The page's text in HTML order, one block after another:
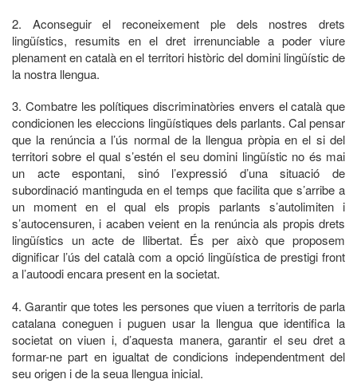
2. Aconseguir el reconeixement ple dels nostres drets
lingüístics, resumits en el dret irrenunciable a poder viure
plenament en català en el territori històric del domini lingüístic de
la nostra llengua.
3. Combatre les polítiques discriminatòries envers el català que
condicionen les eleccions lingüístiques dels parlants. Cal pensar
que la renúncia a l’ús normal de la llengua pròpia en el si del
territori sobre el qual s’estén el seu domini lingüístic no és mai
un acte espontani, sinó l’expressió d’una situació de
subordinació mantinguda en el temps que facilita que s’arribe a
un moment en el qual els propis parlants s’autolimiten i
s’autocensuren, i acaben veient en la renúncia als propis drets
lingüístics un acte de llibertat. És per això que proposem
dignificar l’ús del català com a opció lingüística de prestigi front
a l’autoodi encara present en la societat.
4. Garantir que totes les persones que viuen a territoris de parla
catalana coneguen i puguen usar la llengua que identifica la
societat on viuen i, d’aquesta manera, garantir el seu dret a
formar-ne part en igualtat de condicions independentment del
seu origen i de la seua llengua inicial.